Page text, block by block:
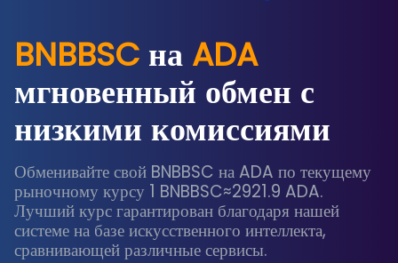
BNBBSC на ADA
мгновенный обмен с
низкими комиссиями
Обменивайте свой BNBBSC на ADA по текущему
рыночному курсу 1 BNBBSC≈2921.9 ADA.
Лучший курс гарантирован благодаря нашей
системе на базе искусственного интеллекта,
сравнивающей различные сервисы.